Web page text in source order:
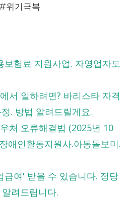
위기극복
보험료 지원사업. 자영업자도
서 일하려면? 바리스타 자격
. 방법 알려드릴게요.
처 오류해결법 (2025년 10
애인활동지원사.아동돌보미.
급여' 받을 수 있습니다. 정당
려드립니다.